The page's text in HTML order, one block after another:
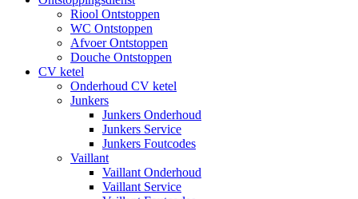
Riool Ontstoppen
WC Ontstoppen
Afvoer Ontstoppen
Douche Ontstoppen
CV ketel
Onderhoud CV ketel
Junkers
Junkers Onderhoud
Junkers Service
Junkers Foutcodes
Vaillant
Vaillant Onderhoud
Vaillant Service